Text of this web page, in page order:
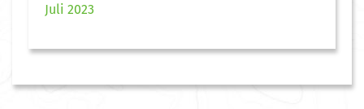
Juli 2023